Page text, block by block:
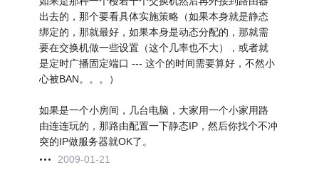
出去的，那个要看具体实施策略（如果本身就是静态
绑定的，那就最好，如果本身是动态分配的，那就需
要在交换机做一些设置（这个几率也不大），或者就
是定时广播固定端口 --- 这个的时间需要算好，不然小
心被BAN。。。）
如果是一个小房间，几台电脑，大家用一个小家用路
由连连玩的，那路由配置一下静态IP，然后你找个不冲
突的IP做服务器就OK了。
2009-01-21